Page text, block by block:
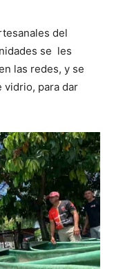
del
se les
las redes, y se
vidrio, para dar